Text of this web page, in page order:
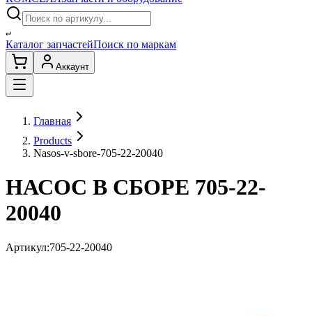
↵
Каталог запчастейПоиск по маркам
Аккаунт
Главная
Products
Nasos-v-sbore-705-22-20040
НАСОС В СБОРЕ 705-22-
20040
Артикул:705-22-20040